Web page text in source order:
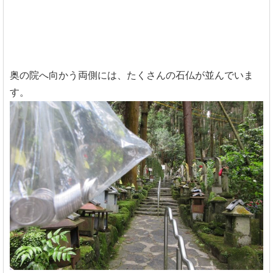
奥の院へ向かう両側には、たくさんの石仏が並んでいま
す。